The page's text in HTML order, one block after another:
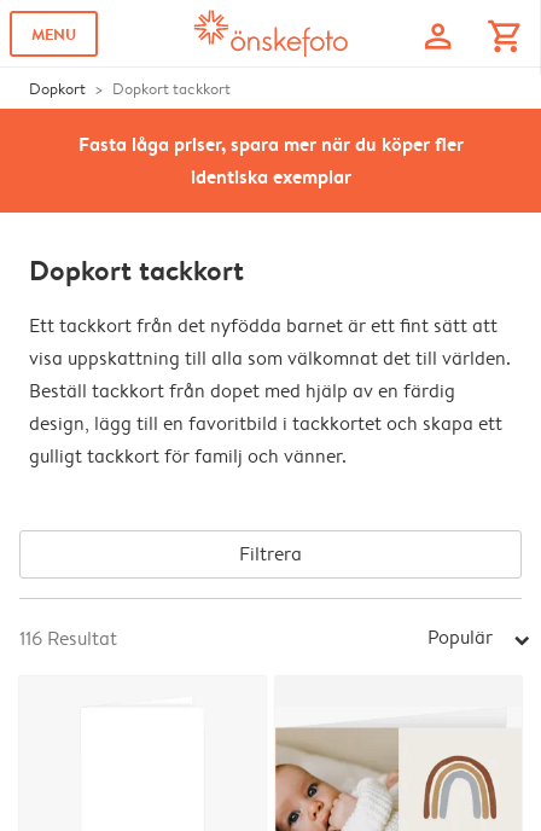
MENU profile shopping_cart
Dopkort Dopkort tackkort
Fasta låga priser, spara mer när du köper fler
identiska exemplar
Dopkort tackkort
Ett tackkort från det nyfödda barnet är ett fint sätt att
visa uppskattning till alla som välkomnat det till världen.
Beställ tackkort från dopet med hjälp av en färdig
design, lägg till en favoritbild i tackkortet och skapa ett
gulligt tackkort för familj och vänner.
Filtrera
116 Resultat Populär arrow_right